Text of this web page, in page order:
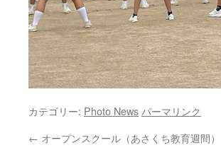
カテゴリー: Photo News パーマリンク
← オープンスクール（あさくち教育週間）